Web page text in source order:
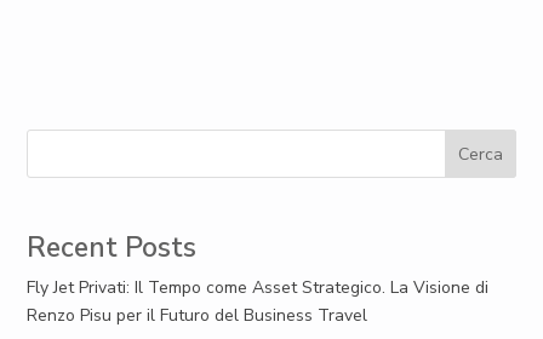
Cerca
Recent Posts
Fly Jet Privati: Il Tempo come Asset Strategico. La Visione di
Renzo Pisu per il Futuro del Business Travel